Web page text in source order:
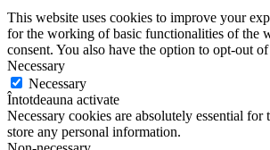
This website uses cookies to improve your
for the working of basic functionalities of the
consent. You also have the option to opt-out
Necessary
Necessary
Întotdeauna activate
Necessary cookies are absolutely essential
store any personal information.